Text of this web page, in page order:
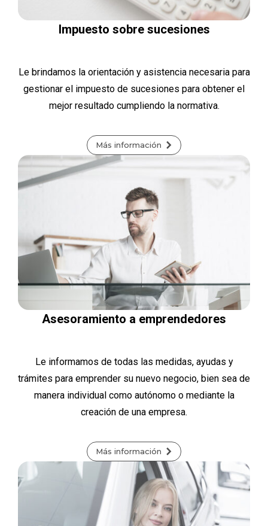
Impuesto sobre sucesiones
Le brindamos la orientación y asistencia necesaria para
gestionar el impuesto de sucesiones para obtener el
mejor resultado cumpliendo la normativa.
Más información
Asesoramiento a emprendedores
Le informamos de todas las medidas, ayudas y
trámites para emprender su nuevo negocio, bien sea de
manera individual como autónomo o mediante la
creación de una empresa.
Más información